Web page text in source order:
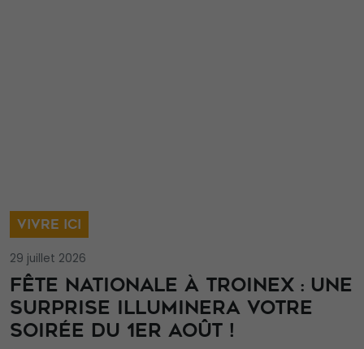
VIVRE ICI
29 juillet 2026
FÊTE NATIONALE À TROINEX : UNE
SURPRISE ILLUMINERA VOTRE
SOIRÉE DU 1ER AOÛT !
Nécessaire
Ces cookies ne
sont pas